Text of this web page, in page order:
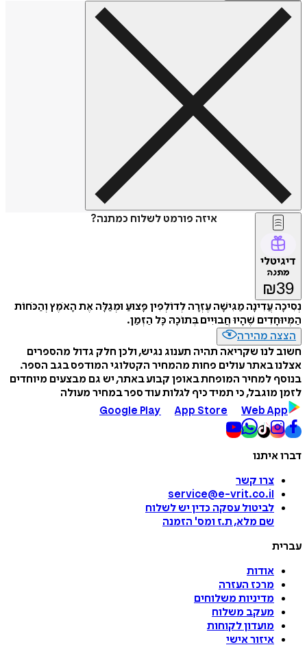
איזה פורמט לשלוח כמתנה?
דיגיטלי
מתנה
₪39
נְסִיכָה עֲדִינָה מַגִּישָׁה עֶזְרָה לְדוֹלְפִין פָּצוּעַ וּמְגַלָּה אֶת הָאֹמֶץ וְהַכֹּחוֹת
הַמְּיוּחָדִים שֶׁהָיוּ חֲבוּיִים בְּתוֹכָהּ כָּל הַזְּמַן.
הצצה מהירה
חשוב לנו שקריאה תהיה תענוג נגיש, ולכן חלק גדול מהספרים
אצלנו באתר עולים פחות מהמחיר הקטלוגי המודפס בגב הספר.
בנוסף למחיר המופחת באופן קבוע באתר, יש גם מבצעים מיוחדים
לזמן מוגבל, כי תמיד כיף לגלות עוד ספר במחיר מעולה
Google Play
App Store Web App
דברו איתנו
צרו קשר
service@e-vrit.co.il
לביטול עסקה כדין יש לשלוח
שם מלא, ת.ז ומס' הזמנה
עברית
אודות
מרכז העזרה
מדיניות משלוחים
מעקב משלוח
מועדון לקוחות
איזור אישי